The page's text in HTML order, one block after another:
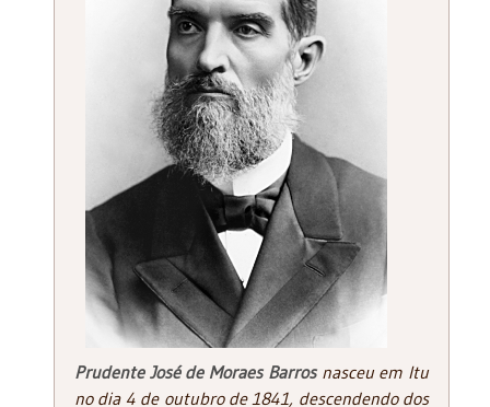
Prudente José de Moraes Barrosnasceu em Itu
no dia 4 de outubro de 1841, descendendo dos